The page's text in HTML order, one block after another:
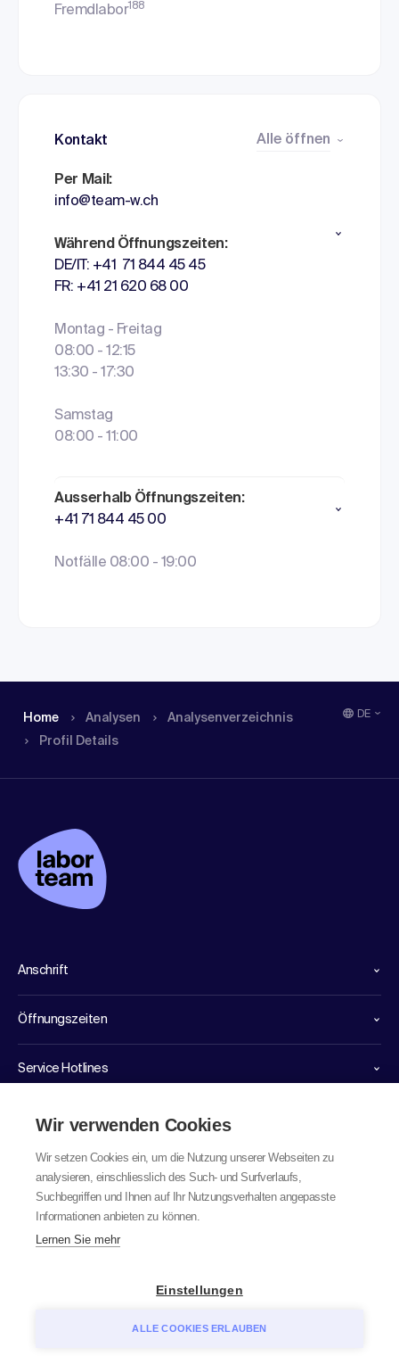
Fremdlabor188
Kontakt Alle öffnen
Per Mail:
info@team-w.ch
Während Öffnungszeiten:
DE/IT: +41 71 844 45 45
FR: +41 21 620 68 00
Montag - Freitag
08:00 - 12:15
13:30 - 17:30
Samstag
08:00 - 11:00
Ausserhalb Öffnungszeiten:
+41 71 844 45 00
Notfälle 08:00 - 19:00
Home Analysen
Analysen­verzeichnis
Profil Details
DE
Anschrift
Öffnungszeiten
Service Hotlines
LinksWir verwenden Cookies
Wir setzen Cookies ein, um die Nutzung unserer Webseiten zu
analysieren, einschliesslich des Such- und Surfverlaufs,
Suchbegriffen und Ihnen auf Ihr Nutzungsverhalten angepasste
Informationen anbieten zu können.
Lernen Sie mehr
Einstellungen
ALLE COOKIES ERLAUBEN